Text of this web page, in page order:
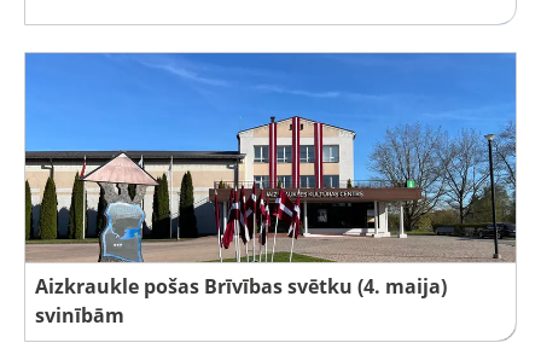
Aizkraukle pošas Brīvības svētku (4. maija)
svinībām